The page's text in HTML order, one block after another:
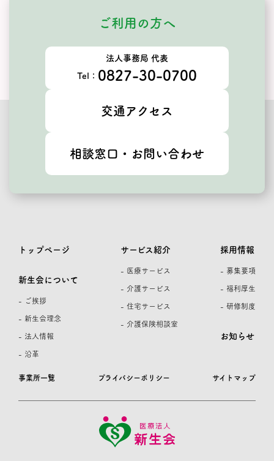
ご利用の方へ
法人事務局 代表
Tel： 0827-30-0700
交通アクセス
相談窓口・お問い合わせ
事業所一覧 プライバシーポリシー サイトマップ
トップページ
新生会について
- ご挨拶
- 新生会理念
- 法人情報
- 沿革
サービス紹介
- 医療サービス
- 介護サービス
- 住宅サービス
- 介護保険相談室
採用情報
- 募集要項
- 福利厚生
- 研修制度
お知らせ